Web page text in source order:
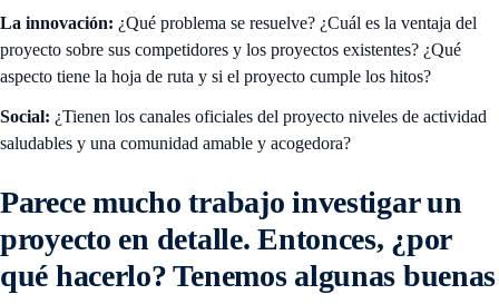
La innovación: ¿Qué problema se resuelve? ¿Cuál es la ventaja del
proyecto sobre sus competidores y los proyectos existentes? ¿Qué
aspecto tiene la hoja de ruta y si el proyecto cumple los hitos?
Social: ¿Tienen los canales oficiales del proyecto niveles de actividad
saludables y una comunidad amable y acogedora?
Parece mucho trabajo investigar un
proyecto en detalle. Entonces, ¿por
qué hacerlo? Tenemos algunas buenas